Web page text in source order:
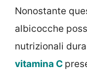
Nonostante
albicocche
nutrizionali
vitamina C